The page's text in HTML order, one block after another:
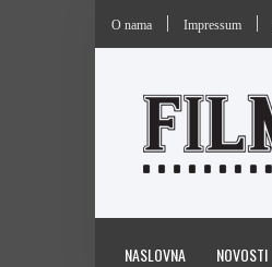
O nama Impressum
NASLOVNA NOVOSTI